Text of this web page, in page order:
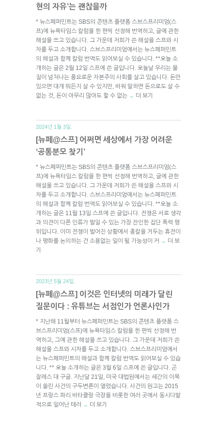
현의 자유’는 괜찮을까
* 뉴스페퍼민트는 SBS의 콘텐츠 플랫폼 스브스프리미엄(스
프)에 뉴욕타임스 칼럼을 한 편씩 선정해 번역하고, 글에 관한
해설을 쓰고 있습니다. 그 가운데 저희가 쓴 해설을 스프와 시
차를 두고 소개합니다. 스브스프리미엄에서는 뉴스페퍼민트
의 해설과 함께 칼럼 번역도 읽어보실 수 있습니다. **오늘 소
개하는 글은 2월 12일 스프에 쓴 글입니다. 오늘날 우리는 물
질이 넘쳐나는 풍요로운 자본주의 사회를 살고 있습니다. 돈만
있으면 대개 뭐든지 살 수 있지만, 바꿔 말하면 돈으로도 살 수
없는 것, 돈이 아무리 많아도 할 수 없는 → 더 보기
2024년 1월 3일.
[뉴페@스프] 어쩌면 세상에서 가장 어려운
‘공통분모 찾기’
* 뉴스페퍼민트는 SBS의 콘텐츠 플랫폼 스브스프리미엄(스
프)에 뉴욕타임스 칼럼을 한 편씩 선정해 번역하고, 글에 관한
해설을 쓰고 있습니다. 그 가운데 저희가 쓴 해설을 스프와 시
차를 두고 소개합니다. 스브스프리미엄에서는 뉴스페퍼민트
의 해설과 함께 칼럼 번역도 읽어보실 수 있습니다. **오늘 소
개하는 글은 11월 13일 스프에 쓴 글입니다. 전쟁은 서로 생각
과 의견이 다른 인류가 벌일 수 있는 가장 잔인한 집단 폭력 행
위입니다. 이미 전쟁이 벌어진 상황에서 총칼을 거두는 휴전이
나 평화를 논의하는 건 소용없는 일이 될 가능성이 커 → 더 보
기
2023년 5월 24일.
[뉴페@스프] 이것은 인터넷의 미래가 달린
질문이다 : 유튜브는 서점인가 언론사인가
* 지난해 11월부터 뉴스페퍼민트는 SBS의 콘텐츠 플랫폼 스
브스프리미엄(스프)에 뉴욕타임스 칼럼을 한 편씩 선정해 번
역하고, 그에 관한 해설을 쓰고 있습니다. 그 가운데 저희가 쓴
해설을 스프와 시차를 두고 소개합니다. 스브스프리미엄에서
는 뉴스페퍼민트의 해설과 함께 칼럼 번역도 읽어보실 수 있습
니다. ** 오늘 소개하는 글은 3월 6일 스프에 쓴 글입니다. 곤
잘레스 대 구글. 지난달 21일, 미국 대법원에서는 세간의 이목
이 쏠린 사건의 구두변론이 열렸습니다. 사건의 원고는 2015
년 프랑스 파리 바타클랑 극장을 비롯한 여러 곳에서 동시다발
적으로 일어난 테러 → 더 보기